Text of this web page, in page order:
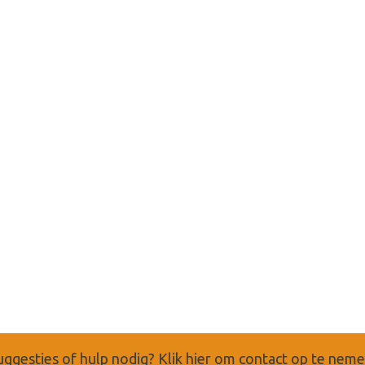
of hulp nodig? Klik hier om contact op te